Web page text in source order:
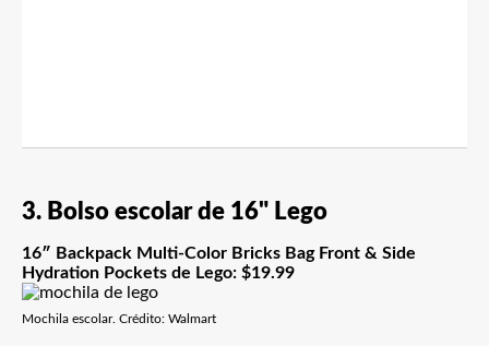
3. Bolso escolar de 16" Lego
16″ Backpack Multi-Color Bricks Bag Front & Side
Hydration Pockets de Lego: $19.99
Mochila escolar. Crédito: Walmart